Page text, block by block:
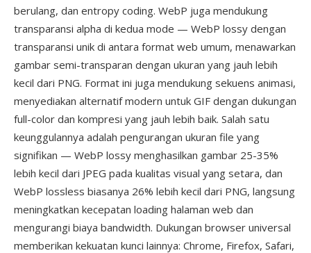
berulang, dan entropy coding. WebP juga mendukung
transparansi alpha di kedua mode — WebP lossy dengan
transparansi unik di antara format web umum, menawarkan
gambar semi-transparan dengan ukuran yang jauh lebih
kecil dari PNG. Format ini juga mendukung sekuens animasi,
menyediakan alternatif modern untuk GIF dengan dukungan
full-color dan kompresi yang jauh lebih baik. Salah satu
keunggulannya adalah pengurangan ukuran file yang
signifikan — WebP lossy menghasilkan gambar 25-35%
lebih kecil dari JPEG pada kualitas visual yang setara, dan
WebP lossless biasanya 26% lebih kecil dari PNG, langsung
meningkatkan kecepatan loading halaman web dan
mengurangi biaya bandwidth. Dukungan browser universal
memberikan kekuatan kunci lainnya: Chrome, Firefox, Safari,